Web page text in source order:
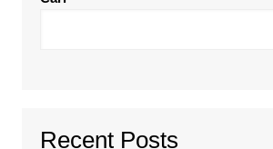
Recent Posts